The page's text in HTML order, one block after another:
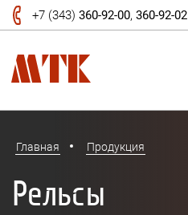
+7 (343) 360-92-00, 360-92-02
Главная Продукция
Рельсы